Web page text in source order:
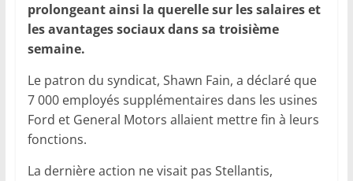
prolongeant ainsi la querelle sur les salaires et
les avantages sociaux dans sa troisième
semaine.
Le patron du syndicat, Shawn Fain, a déclaré que
7 000 employés supplémentaires dans les usines
Ford et General Motors allaient mettre fin à leurs
fonctions.
La dernière action ne visait pas Stellantis,